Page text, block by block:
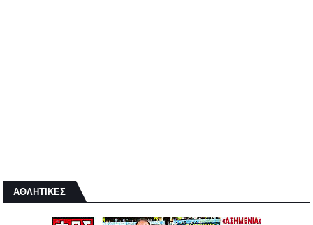
ΑΘΛΗΤΙΚΕΣ